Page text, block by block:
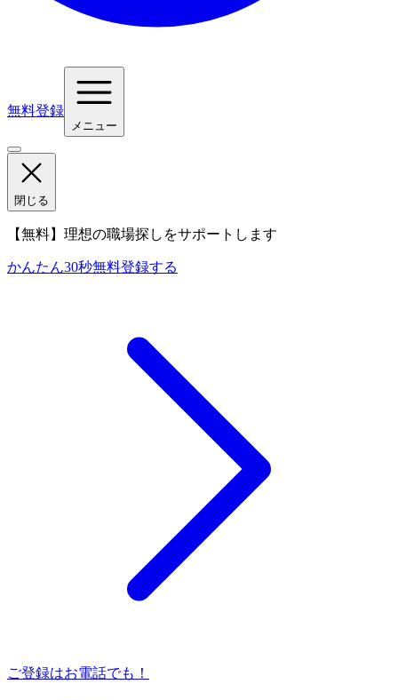
無料登録
メニュー
閉じる
【無料】理想の職場探しをサポートします
かんたん30秒無料登録する
ご登録はお電話でも！